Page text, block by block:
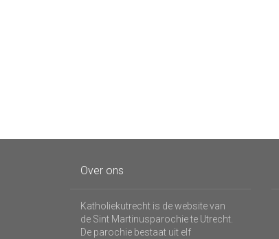
Over ons
Katholiekutrecht is de website van
de Sint Martinusparochie te Utrecht.
De parochie bestaat uit elf